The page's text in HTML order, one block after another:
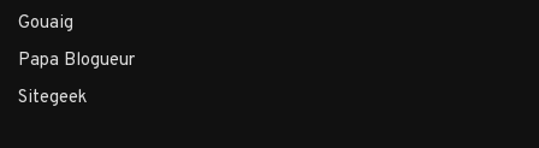
Gouaig
Papa Blogueur
Sitegeek